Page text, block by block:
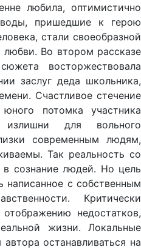
любила, оптимистично
пришедшие к герою
стали своеобразной
Во втором рассказе
восторжествовала
заслуг деда школьника,
Счастливое стечение
юного потомка участника
излишни для вольного
современным людям,
Так реальность со
сознание людей. Но цель
написанное с собственным
Критически
недостатков,
жизни. Локальные
останавливаться на